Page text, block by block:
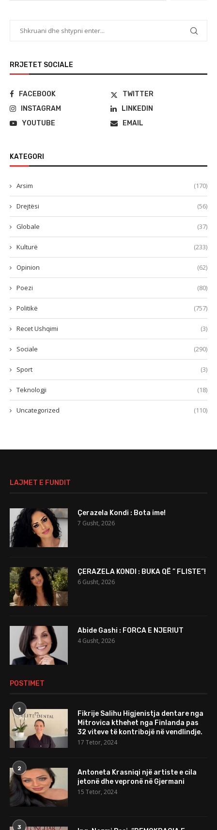
RRJETET SOCIALE
FACEBOOK
TWITTER
INSTAGRAM
LINKEDIN
YOUTUBE
EMAIL
KATEGORI
Arsim (170)
Drejtësi (56)
Globale (37)
Kulturë (233)
Opinion (62)
Poezi (80)
Politikë (757)
Recet Ushqimi (3)
Sociale (290)
Sport (3)
Teknologji (18)
Uncategorized (110)
LAJMET E FUNDIT
Çerazela Kondi : Bota ime!
7 Gusht, 2026
ÇERAZELA KONDI : BUKA QË ” FLISTE”!
6 Gusht, 2026
Abide Gashi : FORCA E NJERIUT
4 Gusht, 2026
POSTIMET
1
Fikrije Salihu Higjenistja dentare nga
Mitrovica kthehet nga Finlanda pas
32 viteve të kontribojë në vendlindje.
17 Tetor, 2024
2
Antoneta Krasniqi një artiste e cila
jetonë dhe vepronë në Gjermani
15 Tetor, 2024
3